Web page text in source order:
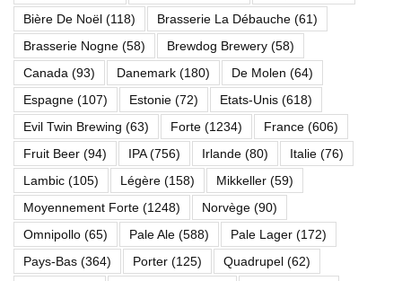
Bière De Noël (118) Brasserie La Débauche (61)
Brasserie Nogne (58) Brewdog Brewery (58)
Canada (93) Danemark (180) De Molen (64)
Espagne (107) Estonie (72) Etats-Unis (618)
Evil Twin Brewing (63) Forte (1234) France (606)
Fruit Beer (94) IPA(756) Irlande (80) Italie (76)
Lambic (105) Légère (158) Mikkeller (59)
Moyennement Forte (1248) Norvège (90)
Omnipollo (65) Pale Ale (588) Pale Lager (172)
Pays-Bas (364) Porter (125) Quadrupel (62)